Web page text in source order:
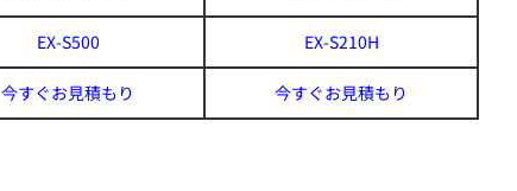
EX-S500 EX-S210H
今すぐお見積もり 今すぐお見積もり